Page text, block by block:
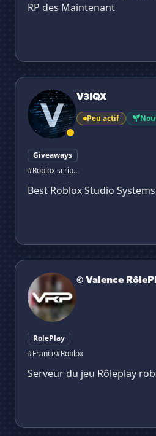
RP des Maintenant
V3IQX
V3IQX
Peu actif
Giveaways
#Roblox scrip...
Best Roblox Studio Systems
© Valence RôlePlay V1.5
© Valence
RolePlay
#France#Roblox
Serveur du jeu Rôleplay